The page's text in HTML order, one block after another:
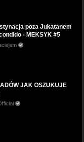
poza Jukatanem
- MEKSYK #5
JAK OSZUKUJE